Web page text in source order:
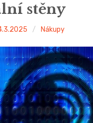
stěny
Nákupy